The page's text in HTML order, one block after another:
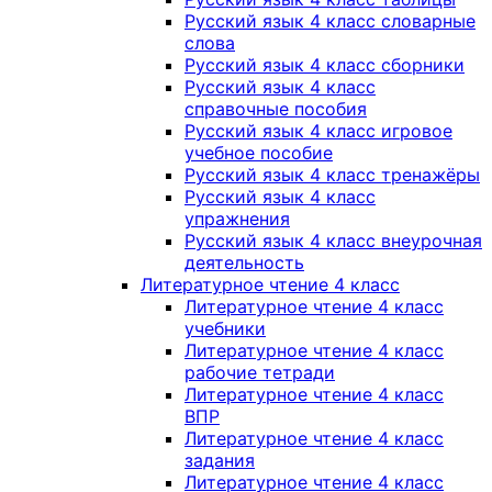
Русский язык 4 класс словарные
слова
Русский язык 4 класс сборники
Русский язык 4 класс
справочные пособия
Русский язык 4 класс игровое
учебное пособие
Русский язык 4 класс тренажёры
Русский язык 4 класс
упражнения
Русский язык 4 класс внеурочная
деятельность
Литературное чтение 4 класс
Литературное чтение 4 класс
учебники
Литературное чтение 4 класс
рабочие тетради
Литературное чтение 4 класс
ВПР
Литературное чтение 4 класс
задания
Литературное чтение 4 класс